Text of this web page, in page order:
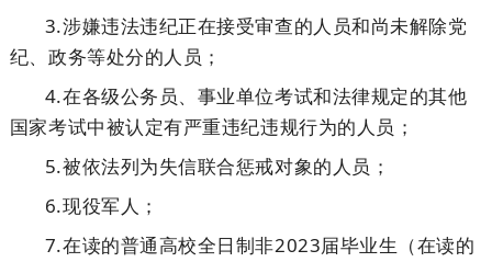
3.涉嫌违法违纪正在接受审查的人员和尚未解除党
纪、政务等处分的人员；
4.在各级公务员、事业单位考试和法律规定的其他
国家考试中被认定有严重违纪违规行为的人员；
5.被依法列为失信联合惩戒对象的人员；
6.现役军人；
7.在读的普通高校全日制非2023届毕业生（在读的